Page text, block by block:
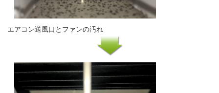
エアコン送風口とファンの汚れ